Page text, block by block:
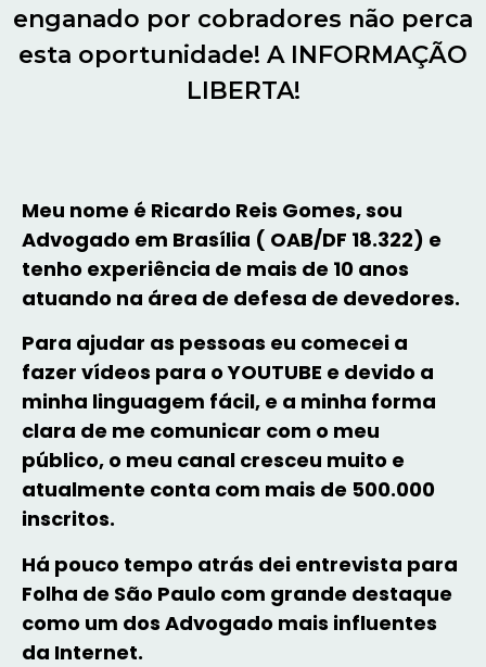
enganado por cobradores não perca
esta oportunidade! A INFORMAÇÃO
LIBERTA!
Meu nome é Ricardo Reis Gomes, sou
Advogado em Brasília ( OAB/DF 18.322) e
tenho experiência de mais de 10 anos
atuando na área de defesa de devedores.
Para ajudar as pessoas eu comecei a
fazer vídeos para o YOUTUBE e devido a
minha linguagem fácil, e a minha forma
clara de me comunicar com o meu
público, o meu canal cresceu muito e
atualmente conta com mais de 500.000
inscritos.
Há pouco tempo atrás dei entrevista para
Folha de São Paulo com grande destaque
como um dos Advogado mais influentes
da Internet.